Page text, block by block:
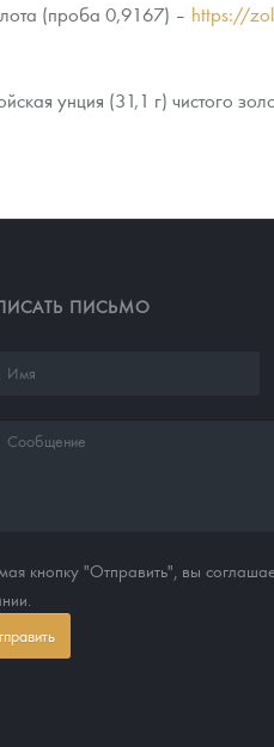
(проба 0,9167) – https://
унция (31,1 г) чистого
ПИСЬМО
кнопку "Отправить", вы